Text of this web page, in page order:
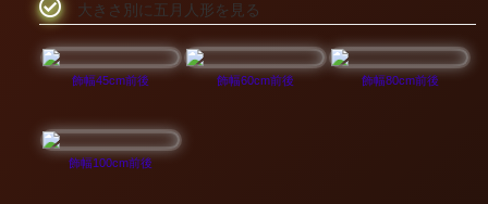
大きさ別に五月人形を見る
飾幅45cm前後 飾幅60cm前後 飾幅80cm前後
飾幅100cm前後